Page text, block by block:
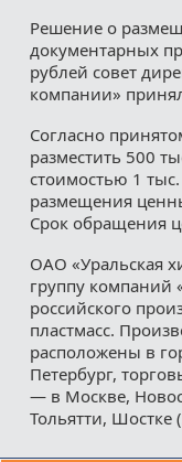
Решение о
документарных
рублей совет
компании»
Согласно
разместить 500
стоимостью 1
размещения
Срок обращения
ОАО «Уральская
группу компаний
российского
пластмасс.
расположены в
Петербург,
— в Москве,
Тольятти, Шостке